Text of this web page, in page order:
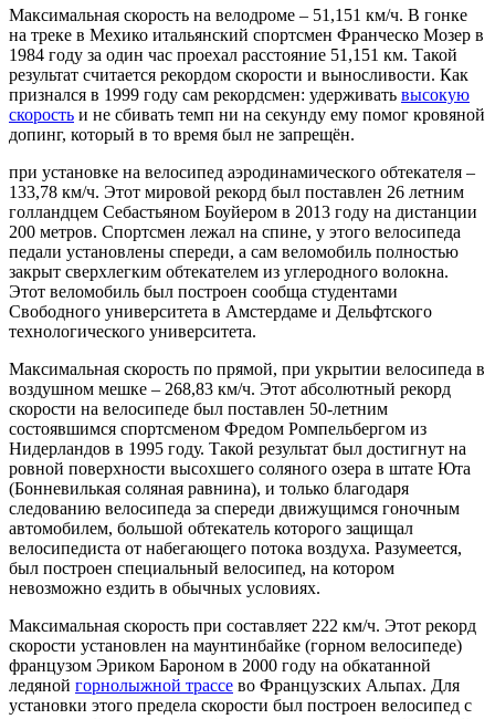
Максимальная скорость на велодроме – 51,151 км/ч. В гонке
на треке в Мехико итальянский спортсмен Франческо Мозер в
1984 году за один час проехал расстояние 51,151 км. Такой
результат считается рекордом скорости и выносливости. Как
признался в 1999 году сам рекордсмен: удерживать высокую
скорость и не сбивать темп ни на секунду ему помог кровяной
допинг, который в то время был не запрещён.
при установке на велосипед аэродинамического обтекателя –
133,78 км/ч. Этот мировой рекорд был поставлен 26 летним
голландцем Себастьяном Боуйером в 2013 году на дистанции
200 метров. Спортсмен лежал на спине, у этого велосипеда
педали установлены спереди, а сам веломобиль полностью
закрыт сверхлегким обтекателем из углеродного волокна.
Этот веломобиль был построен сообща студентами
Свободного университета в Амстердаме и Дельфтского
технологического университета.
Максимальная скорость по прямой, при укрытии велосипеда в
воздушном мешке – 268,83 км/ч. Этот абсолютный рекорд
скорости на велосипеде был поставлен 50-летним
состоявшимся спортсменом Фредом Ромпельбергом из
Нидерландов в 1995 году. Такой результат был достигнут на
ровной поверхности высохшего соляного озера в штате Юта
(Бонневилькая соляная равнина), и только благодаря
следованию велосипеда за спереди движущимся гоночным
автомобилем, большой обтекатель которого защищал
велосипедиста от набегающего потока воздуха. Разумеется,
был построен специальный велосипед, на котором
невозможно ездить в обычных условиях.
Максимальная скорость при составляет 222 км/ч. Этот рекорд
скорости установлен на маунтинбайке (горном велосипеде)
французом Эриком Бароном в 2000 году на обкатанной
ледяной горнолыжной трассе во Французских Альпах. Для
установки этого предела скорости был построен велосипед с